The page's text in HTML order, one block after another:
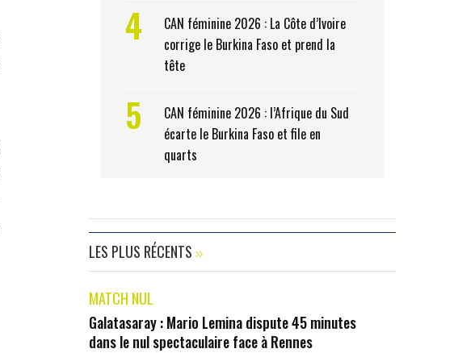
4
CAN féminine 2026 : La Côte d’Ivoire
corrige le Burkina Faso et prend la
tête
5
CAN féminine 2026 : l’Afrique du Sud
écarte le Burkina Faso et file en
quarts
LES PLUS RÉCENTS
MATCH NUL
Galatasaray : Mario Lemina dispute 45 minutes
dans le nul spectaculaire face à Rennes